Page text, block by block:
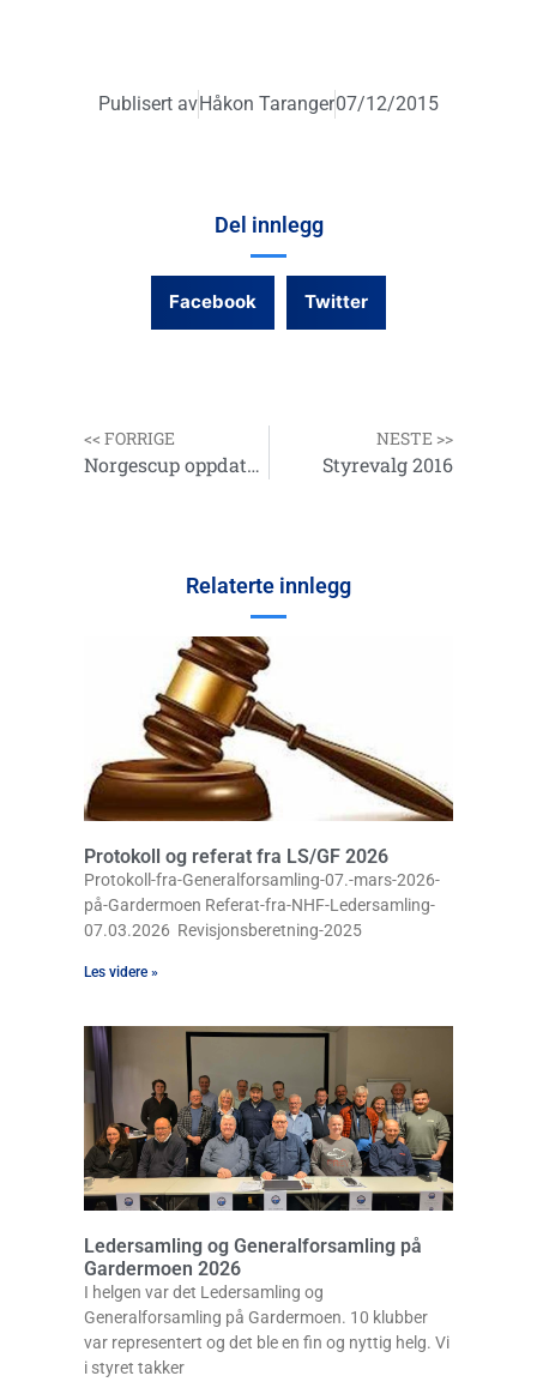
Publisert avHåkon Taranger07/12/2015
Del innlegg
Facebook Twitter
<< FORRIGE
Norgescup oppdatert til og med Drøbak
NESTE >>
Styrevalg 2016
Relaterte innlegg
Protokoll og referat fra LS/GF 2026
Protokoll-fra-Generalforsamling-07.-mars-2026-
på-Gardermoen Referat-fra-NHF-Ledersamling-
07.03.2026 Revisjonsberetning-2025
Les videre »
Ledersamling og Generalforsamling på
Gardermoen 2026
I helgen var det Ledersamling og
Generalforsamling på Gardermoen. 10 klubber
var representert og det ble en fin og nyttig helg. Vi
i styret takker